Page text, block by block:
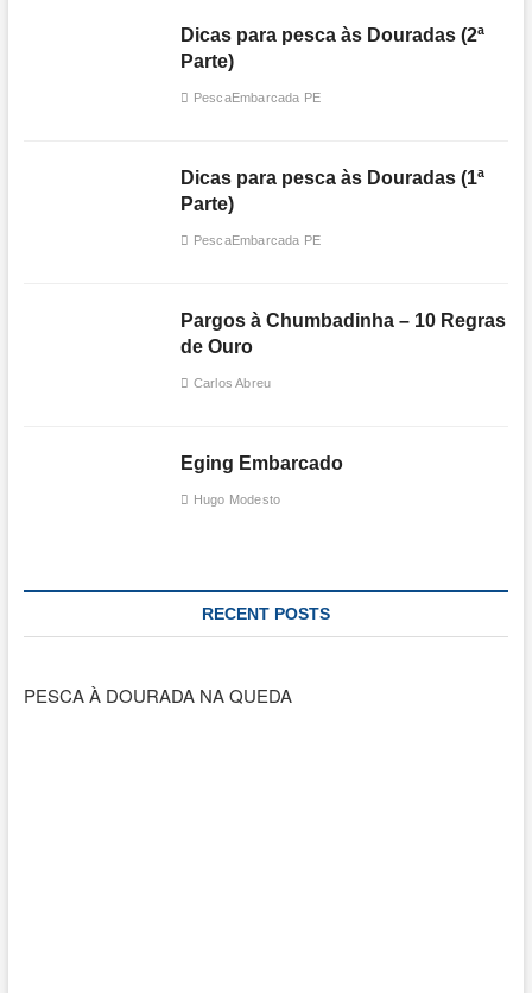
Dicas para pesca às Douradas (2ª
Parte)
PescaEmbarcada PE
Dicas para pesca às Douradas (1ª
Parte)
PescaEmbarcada PE
Pargos à Chumbadinha – 10 Regras
de Ouro
Carlos Abreu
Eging Embarcado
Hugo Modesto
RECENT POSTS
PESCA À DOURADA NA QUEDA